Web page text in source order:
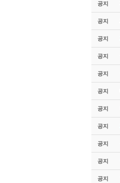
공지
공지
공지
공지
공지
공지
공지
공지
공지
공지
공지